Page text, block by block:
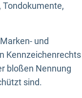
Tondokumente,
und
Kennzeichenrechts
bloßen Nennung
sind.